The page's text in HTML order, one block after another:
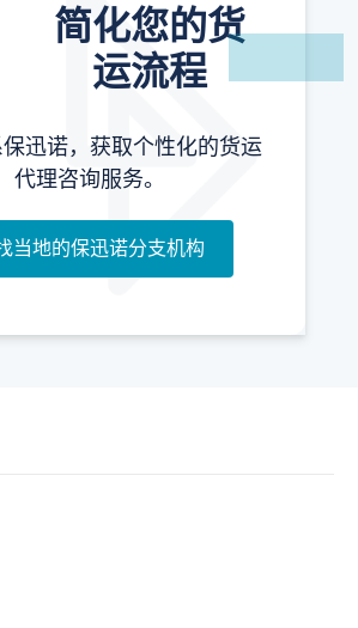
简化您的货
运流程
迅诺，获取个性化的货运
代理咨询服务。
当地的保迅诺分支机构